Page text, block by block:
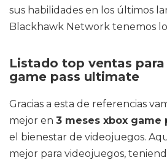
sus habilidades en los últimos
Blackhawk Network tenemos
Listado top ventas
game pass ultimate
Gracias a esta de referencias
mejor en 3 meses xbox game
el bienestar de videojuegos.
mejor para videojuegos,